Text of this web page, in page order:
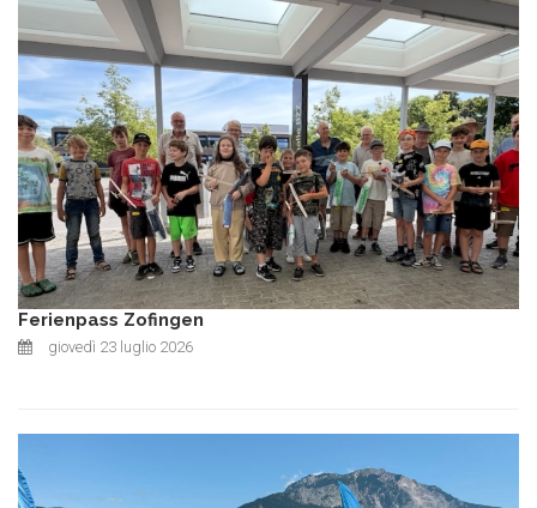
Ferienpass Zofingen
giovedì 23 luglio 2026